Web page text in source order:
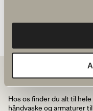
Hos os finder du alt til
håndvaske og armaturer